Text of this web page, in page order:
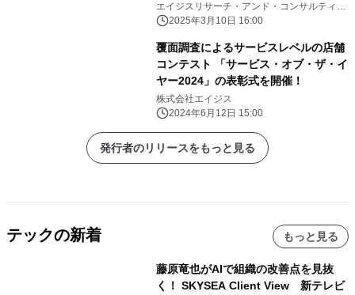
エイジスリサーチ・アンド・コンサルティン
グ株式会社
2025年3月10日 16:00
覆面調査によるサービスレベルの店舗
コンテスト 「サービス・オブ・ザ・イ
ヤー2024」の表彰式を開催！
株式会社エイジス
2024年6月12日 15:00
発行者のリリースをもっと見る
テックの新着 もっと見る
藤原竜也がAIで組織の改善点を見抜
く！ SKYSEA Client View 新テレビ